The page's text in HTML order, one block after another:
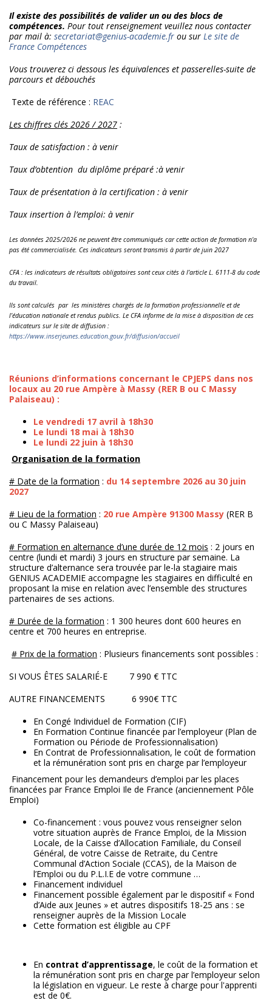
Il existe des possibilités de valider un ou des blocs de
compétences. Pour tout renseignement veuillez nous contacter
par mail à: secretariat@genius-academie.fr ou sur Le site de
France Compétences
Vous trouverez ci dessous les équivalences et passerelles-suite de
parcours et débouchés
Texte de référence : REAC
Les chiffres clés 2026 / 2027 :
Taux de satisfaction : à venir
Taux d’obtention du diplôme préparé :à venir
Taux de présentation à la certification : à venir
Taux insertion à l’emploi: à venir
Les données 2025/2026 ne peuvent être communiqués car cette action de formation n'a
pas été commercialisée. Ces indicateurs seront transmis à partir de juin 2027
CFA : les indicateurs de résultats obligatoires sont ceux cités à l’article L. 6111-8 du code
du travail.
Ils sont calculés par les ministères chargés de la formation professionnelle et de
l’éducation nationale et rendus publics. Le CFA informe de la mise à disposition de ces
indicateurs sur le site de diffusion :
https://www.inserjeunes.education.gouv.fr/diffusion/accueil
Réunions d’informations concernant le CPJEPS dans nos
locaux au 20 rue Ampère à Massy (RER B ou C Massy
Palaiseau) :
Le vendredi 17 avril à 18h30
Le lundi 18 mai à 18h30
Le lundi 22 juin à 18h30
Organisation de la formation
# Date de la formation : du 14 septembre 2026 au 30 juin
2027
# Lieu de la formation : 20 rue Ampère 91300 Massy (RER B
ou C Massy Palaiseau)
# Formation en alternance d’une durée de 12 mois : 2 jours en
centre (lundi et mardi) 3 jours en structure par semaine. La
structure d’alternance sera trouvée par le-la stagiaire mais
GENIUS ACADEMIE accompagne les stagiaires en difficulté en
proposant la mise en relation avec l’ensemble des structures
partenaires de ses actions.
# Durée de la formation : 1 300 heures dont 600 heures en
centre et 700 heures en entreprise.
# Prix de la formation : Plusieurs financements sont possibles :
SI VOUS ÊTES SALARIÉ-E 7 990 € TTC
AUTRE FINANCEMENTS 6 990€ TTC
En Congé Individuel de Formation (CIF)
En Formation Continue financée par l’employeur (Plan de
Formation ou Période de Professionnalisation)
En Contrat de Professionnalisation, le coût de formation
et la rémunération sont pris en charge par l’employeur
Financement pour les demandeurs d’emploi par les places
financées par France Emploi Ile de France (anciennement Pôle
Emploi)
Co-financement : vous pouvez vous renseigner selon
votre situation auprès de France Emploi, de la Mission
Locale, de la Caisse d’Allocation Familiale, du Conseil
Général, de votre Caisse de Retraite, du Centre
Communal d’Action Sociale (CCAS), de la Maison de
l’Emploi ou du P.L.I.E de votre commune …
Financement individuel
Financement possible également par le dispositif « Fond
d’Aide aux Jeunes » et autres dispositifs 18-25 ans : se
renseigner auprès de la Mission Locale
Cette formation est éligible au CPF
En contrat d’apprentissage, le coût de la formation et
la rémunération sont pris en charge par l’employeur selon
la législation en vigueur. Le reste à charge pour l'apprenti
est de 0€.